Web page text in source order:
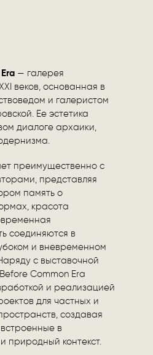
— галерея
веков, основанная в
и галеристом
Ее эстетика
диалоге архаики,
преимущественно с
представляя
память о
красота
соединяются в
и вневременном
с выставочной
Common Era
и реализацией
для частных и
создавая
в
природный контекст.